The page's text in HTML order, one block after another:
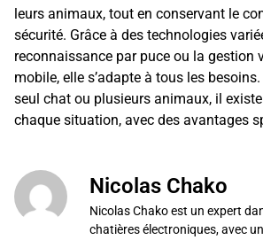
leurs animaux, tout en conservant le
sécurité. Grâce à des technologies
reconnaissance par puce ou la gestion
mobile, elle s’adapte à tous les
seul chat ou plusieurs animaux, il
chaque situation, avec des avantages
Nicolas Chako
Nicolas Chako est un expert
chatières électroniques, avec